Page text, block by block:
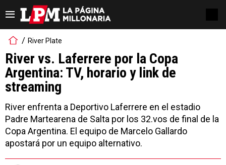
River Plate
River vs. Laferrere por la Copa
Argentina: TV, horario y link de
streaming
River enfrenta a Deportivo Laferrere en el estadio
Padre Martearena de Salta por los 32.vos de final de la
Copa Argentina. El equipo de Marcelo Gallardo
apostará por un equipo alternativo.